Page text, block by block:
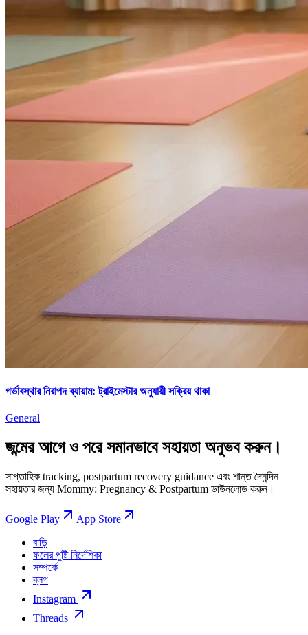
গর্ভাবস্থার নিরাপদ ব্যায়াম: ট্রাইমেস্টার অনুযায়ী সক্রিয় থাকা
General
জন্মের আগে ও পরে সমানভাবে সহায়তা অনুভব করুন।
সাপ্তাহিক tracking, postpartum recovery guidance এবং শান্ত দৈনন্দিন
সহায়তার জন্য Mommy: Pregnancy & Postpartum ডাউনলোড করুন।
Google Play
App Store
বাড়ি
ফলের পুষ্টি নির্দেশিকা
সম্পর্কে
ব্লগ
Instagram
Threads